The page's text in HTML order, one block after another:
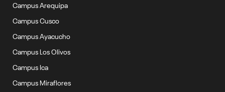
Campus Arequipa
Campus Cusco
Campus Ayacucho
Campus Los Olivos
Campus Ica
Campus Miraflores